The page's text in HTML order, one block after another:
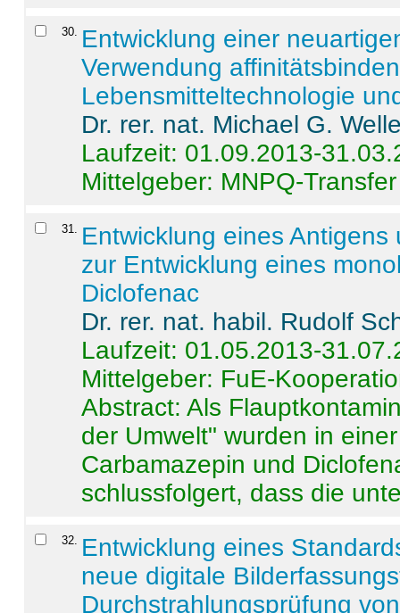
30. Entwicklung einer
Verwendung
Lebensmitteltechnologie
Dr. rer. nat. Michael G.
Laufzeit: 01.09.2013-
Mittelgeber: MNPQ-Transfer
31. Entwicklung eines
zur Entwicklung eines
Diclofenac
Dr. rer. nat. habil. Rudolf
Laufzeit: 01.05.2013-
Mittelgeber: FuE-
Abstract:Als
der Umwelt" wurden in
Carbamazepin und
schlussfolgert, dass die
32. Entwicklung eines
neue digitale
Durchstrahlungsprüfung